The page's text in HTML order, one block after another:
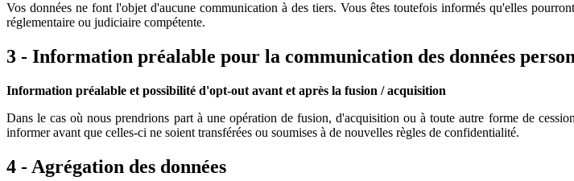
Vos données ne font l'objet d'aucune communication à des tiers. Vous êtes toutefois informés qu'elles
réglementaire ou judiciaire compétente.
3 - Information préalable pour la communication des données
Information préalable et possibilité d'opt-out avant et après la fusion / acquisition
Dans le cas où nous prendrions part à une opération de fusion, d'acquisition ou à toute autre forme de
informer avant que celles-ci ne soient transférées ou soumises à de nouvelles règles de confidentialité.
4 - Agrégation des données